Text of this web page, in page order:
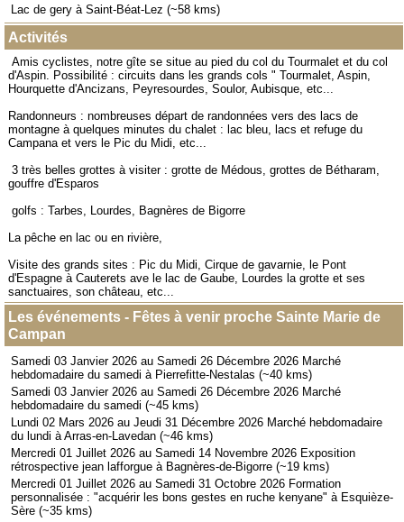
Lac de gery à Saint-Béat-Lez (~58 kms)
Activités
Amis cyclistes, notre gîte se situe au pied du col du Tourmalet et du col
d'Aspin. Possibilité : circuits dans les grands cols " Tourmalet, Aspin,
Hourquette d'Ancizans, Peyresourdes, Soulor, Aubisque, etc...
Randonneurs : nombreuses départ de randonnées vers des lacs de
montagne à quelques minutes du chalet : lac bleu, lacs et refuge du
Campana et vers le Pic du Midi, etc...
3 très belles grottes à visiter : grotte de Médous, grottes de Bétharam,
gouffre d'Esparos
golfs : Tarbes, Lourdes, Bagnères de Bigorre
La pêche en lac ou en rivière,
Visite des grands sites : Pic du Midi, Cirque de gavarnie, le Pont
d'Espagne à Cauterets ave le lac de Gaube, Lourdes la grotte et ses
sanctuaires, son château, etc...
Les événements - Fêtes à venir proche Sainte Marie de
Campan
Samedi 03 Janvier 2026 au Samedi 26 Décembre 2026 Marché
hebdomadaire du samedi à Pierrefitte-Nestalas (~40 kms)
Samedi 03 Janvier 2026 au Samedi 26 Décembre 2026 Marché
hebdomadaire du samedi (~45 kms)
Lundi 02 Mars 2026 au Jeudi 31 Décembre 2026 Marché hebdomadaire
du lundi à Arras-en-Lavedan (~46 kms)
Mercredi 01 Juillet 2026 au Samedi 14 Novembre 2026 Exposition
rétrospective jean lafforgue à Bagnères-de-Bigorre (~19 kms)
Mercredi 01 Juillet 2026 au Samedi 31 Octobre 2026 Formation
personnalisée : "acquérir les bons gestes en ruche kenyane" à Esquièze-
Sère (~35 kms)